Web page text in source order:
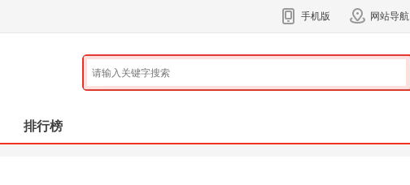
手机版 网站导航
排行榜